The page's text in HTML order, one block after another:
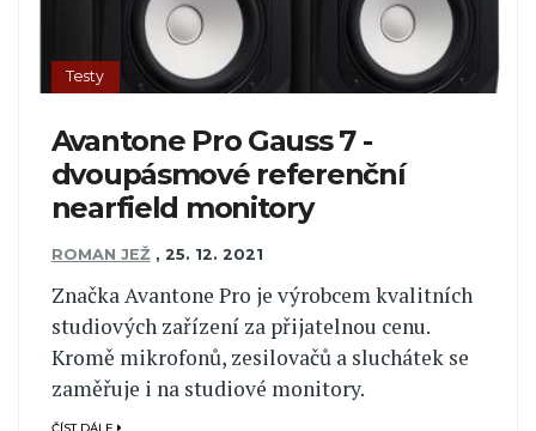
Testy
Avantone Pro Gauss 7 -
dvoupásmové referenční
nearfield monitory
ROMAN JEŽ , 25. 12. 2021
Značka Avantone Pro je výrobcem kvalitních
studiových zařízení za přijatelnou cenu.
Kromě mikrofonů, zesilovačů a sluchátek se
zaměřuje i na studiové monitory.
ČÍST DÁLE